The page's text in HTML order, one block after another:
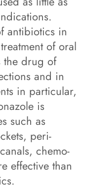
antibiotics in
of oral
the drug of
and in
in particular,
is
such as
peri-
chemo-
effective than